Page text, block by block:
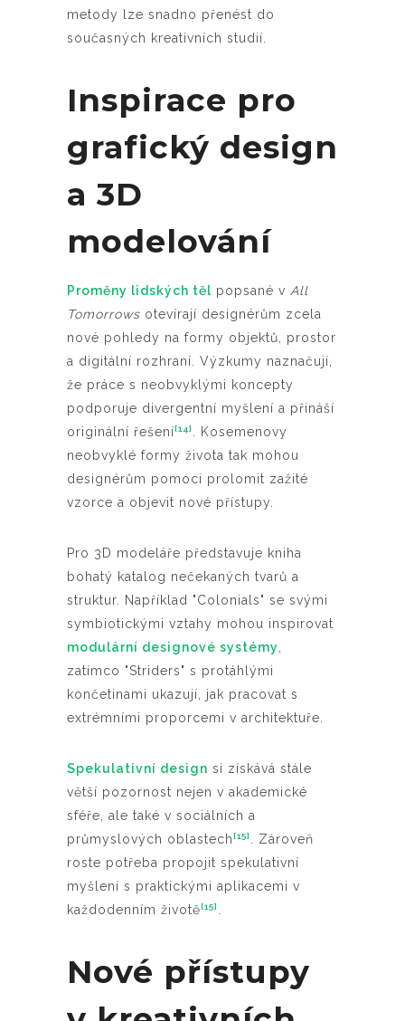
metody lze snadno přenést do
současných kreativních studií.
Inspirace pro
grafický design
a 3D
modelování
Proměny lidských těl popsané v All
Tomorrows otevírají designérům zcela
nové pohledy na formy objektů, prostor
a digitální rozhraní. Výzkumy naznačují,
že práce s neobvyklými koncepty
podporuje divergentní myšlení a přináší
originální řešení[14]
. Kosemenovy
neobvyklé formy života tak mohou
designérům pomoci prolomit zažité
vzorce a objevit nové přístupy.
Pro 3D modeláře představuje kniha
bohatý katalog nečekaných tvarů a
struktur. Například "Colonials" se svými
symbiotickými vztahy mohou inspirovat
modulární designové systémy
zatímco "Striders" s protáhlými
končetinami ukazují, jak pracovat s
extrémními proporcemi v architektuře.
Spekulativní design si získává stále
větší pozornost nejen v akademické
sféře, ale také v sociálních a
průmyslových oblastech[15]
. Zároveň
roste potřeba propojit spekulativní
myšlení s praktickými aplikacemi v
každodenním životě[15]
Nové přístupy